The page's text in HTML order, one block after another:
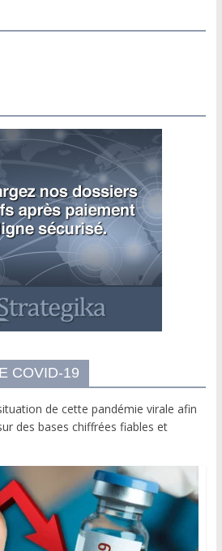
COVID-19
de cette pandémie virale afin
des bases chiffrées fiables et